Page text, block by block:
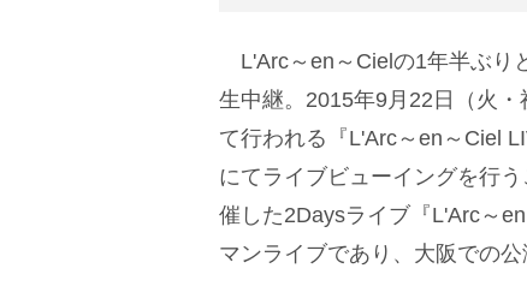
L'Arc～en～Cielの1年半ぶり
生中継。2015年9月22日（火
て行われる『L'Arc～en～Ciel
にてライブビューイングを行
催した2Daysライブ『L'Arc～
マンライブであり、大阪での